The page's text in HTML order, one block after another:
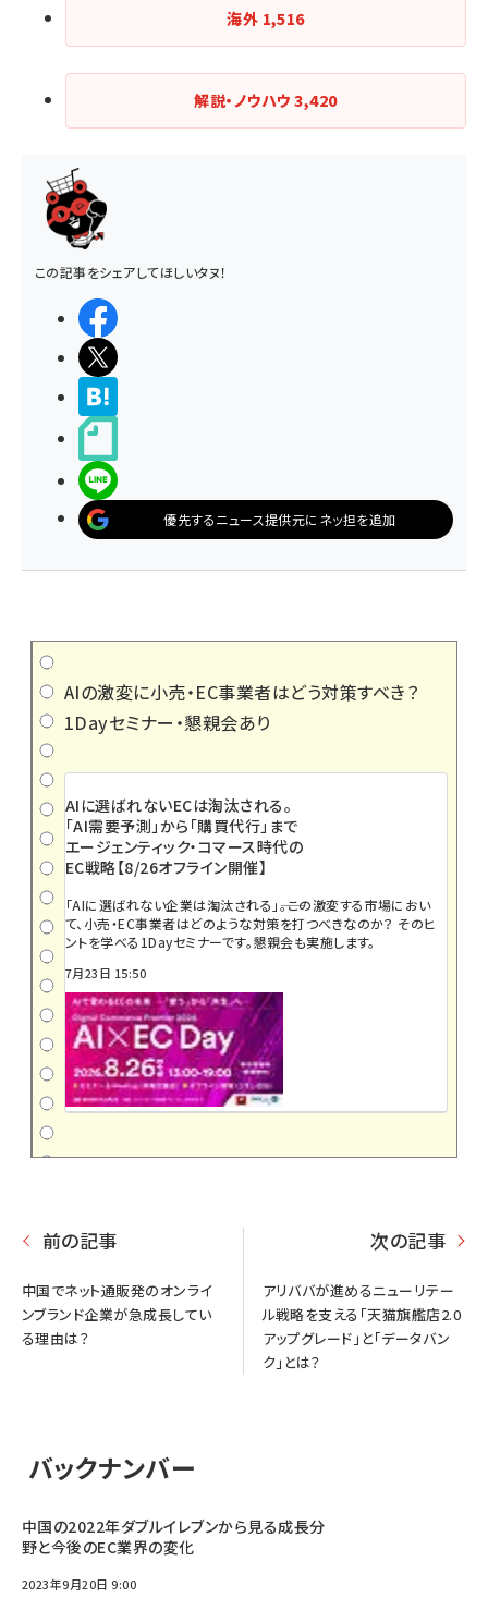
海外 1,516
解説・ノウハウ3,420
この記事をシェアしてほしいタヌ！
優先するニュース提供元にネッ担を追加
AIの激変に小売・EC事業者はどう対策すべき？
1Dayセミナー・懇親会あり
AIに選ばれないECは淘汰される。
「AI需要予測」から「購買代行」まで
エージェンティック・コマース時代の
EC戦略【8/26オフライン開催】
「AIに選ばれない企業は淘汰される」――。この激変する市場におい
て、小売・EC事業者はどのような対策を打つべきなのか？ そのヒ
ントを学べる1Dayセミナーです。懇親会も実施します。
7月23日 15:50
前の記事
中国でネット通販発のオンライ
ンブランド企業が急成長してい
る理由は？
次の記事
アリババが進めるニューリテー
ル戦略を支える「天猫旗艦店2.0
アップグレード」と「データバン
ク」とは？
バックナンバー
中国の2022年ダブルイレブンから見る成長分
野と今後のEC業界の変化
2023年9月20日 9:00